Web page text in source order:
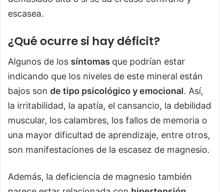
escasea.
¿Qué ocurre si hay déficit?
Algunos de los síntomas que podrían estar
indicando que los niveles de este mineral están
bajos son de tipo psicológico y emocional. Así,
la irritabilidad, la apatía, el cansancio, la debilidad
muscular, los calambres, los fallos de memoria o
una mayor dificultad de aprendizaje, entre otros,
son manifestaciones de la escasez de magnesio.
Además, la deficiencia de magnesio también